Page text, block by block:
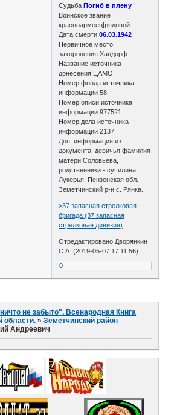
СудьбаПогиб в плену
Воинское звание
красноармеец|рядовой
Дата смерти 06.03.1942
Первичное место
захоронения Хандорф
Название источника
донесения ЦАМО
Номер фонда источника
информации 58
Номер описи источника
информации 977521
Номер дела источника
информации 2137.
Доп. информация из
документа: девичья фамилия
матери Соловьева,
родственники - сучилина
Лукерья, Пензенская обл.
Земетчинский р-н с. Рянка.
>37 запасная стрелковая
бригада (37 запасная
стрелковая дивизия)
Отредактировано Дворянкин
С.А. (2019-05-07 17:11:56)
0
не забыто". Всенародная Книга
области. »Земетчинский район
Андреевич